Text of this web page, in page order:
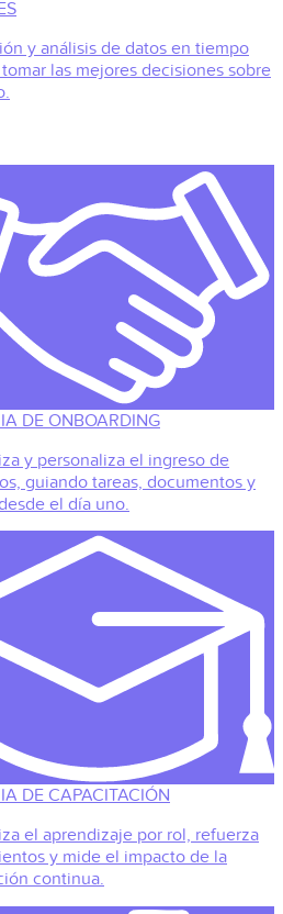
y análisis de datos en tiempo
las mejores decisiones sobre
DE ONBOARDING
y personaliza el ingreso de
guiando tareas, documentos y
el día uno.
DE CAPACITACIÓN
el aprendizaje por rol, refuerza
y mide el impacto de la
continua.